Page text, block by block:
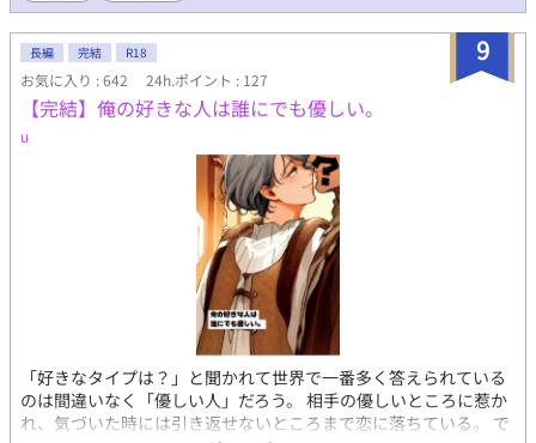
9
長編 完結 R18
お気に入り : 642 24h.ポイント : 127
【完結】俺の好きな人は誰にでも優しい。
u
「好きなタイプは？」と聞かれて世界で一番多く答えられている
のは間違いなく「優しい人」だろう。 相手の優しいところに惹か
れ、気づいた時には引き返せないところまで恋に落ちている。 で